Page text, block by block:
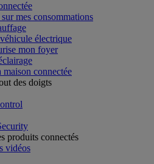
mes consommations
électrique
mon foyer
connectée
des doigts
produits connectés
vidéos